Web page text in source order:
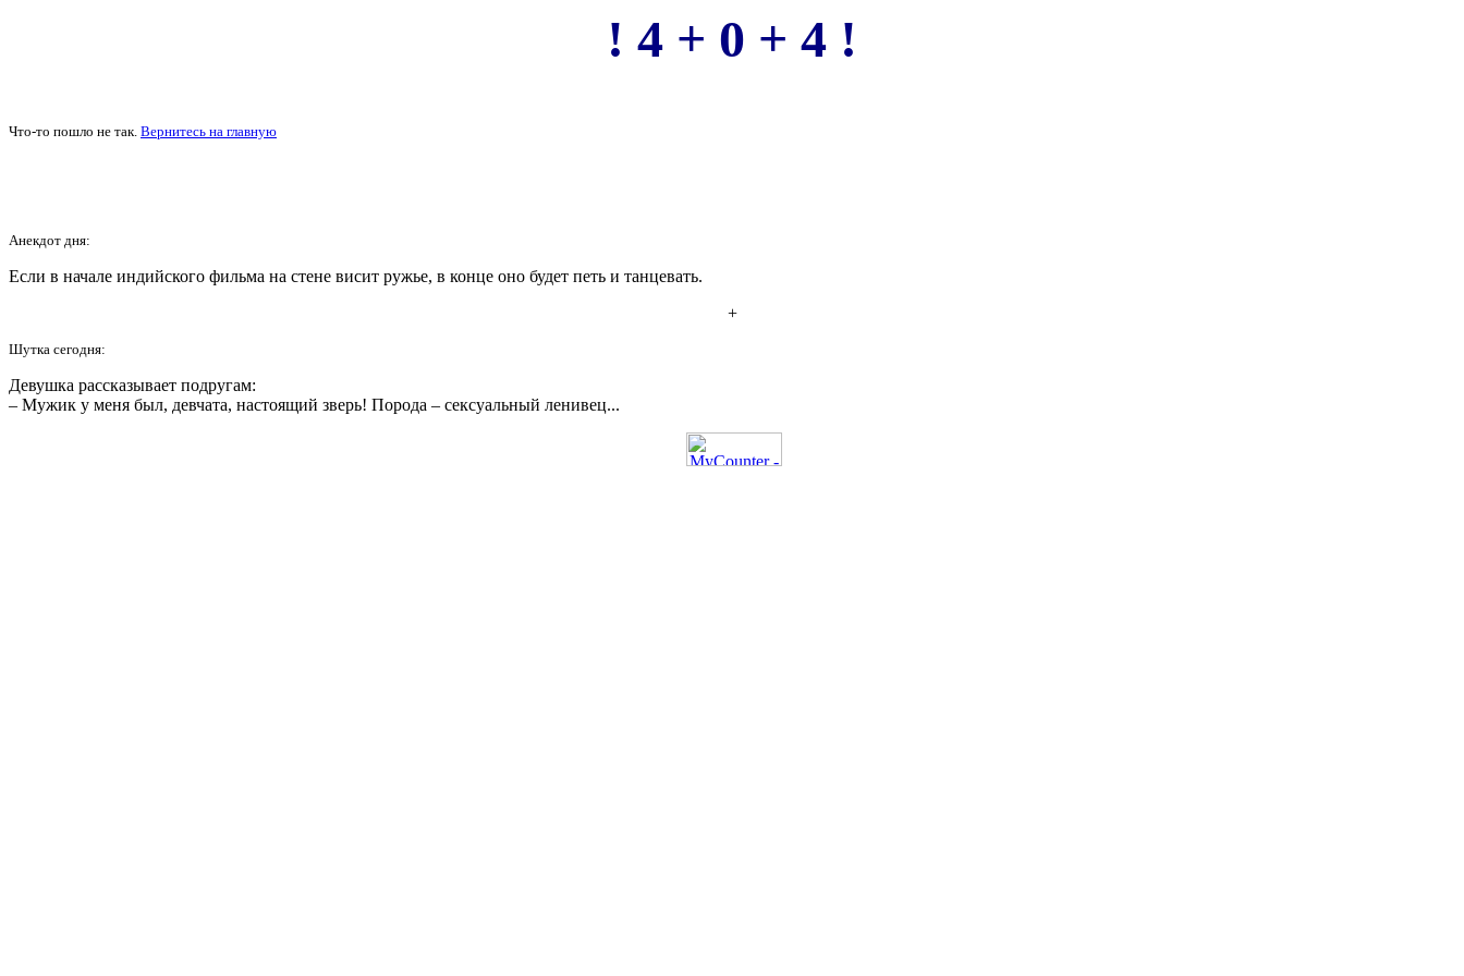
! 4 + 0 + 4 !
Что-то пошло не так. Вернитесь на главную
Анекдот дня:
Если в начале индийского фильма на стене висит ружье, в конце оно будет петь и танцевать.
+
Шутка сегодня:
Девушка рассказывает подругам:
– Мужик у меня был, девчата, настоящий зверь! Порода – сексуальный ленивец...